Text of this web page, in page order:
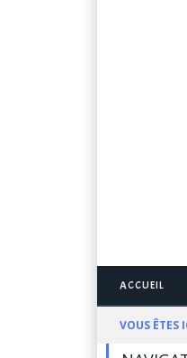
ACCUEIL
VOUS ÊTES